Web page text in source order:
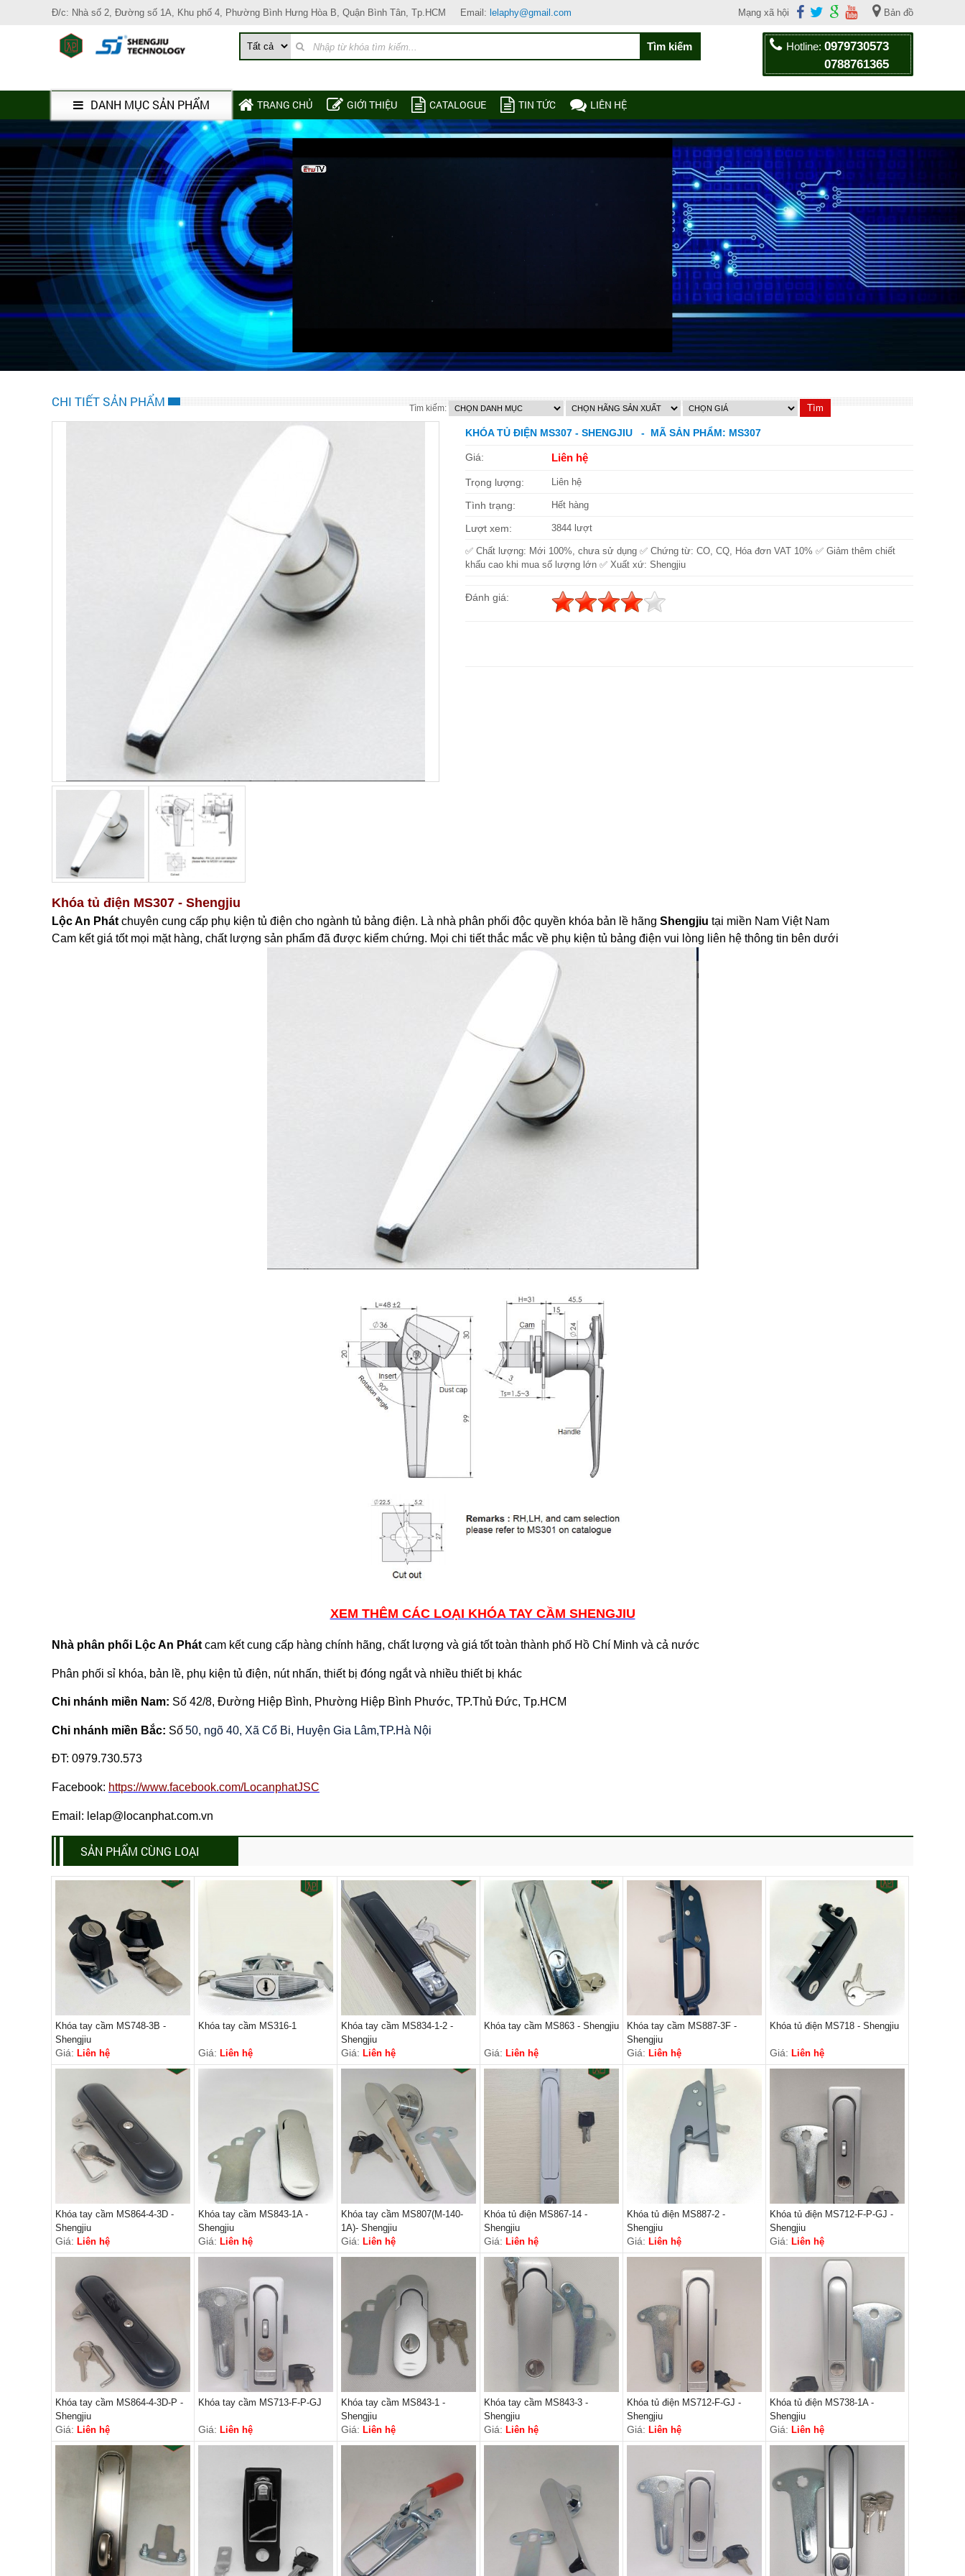
Đ/c: Nhà số 2, Đường số 1A, Khu phố 4, Phường Bình Hưng Hòa B, Quận Bình Tân, Tp.HCM Email: lelaphy@gmail.com Bản đồ
Mạng xã hội
Hotline: 0979730573
0788761365
DANH MỤC SẢN PHẨM TRANG CHỦ GIỚI THIỆU CATALOGUE TIN TỨC LIÊN HỆ
Tìm kiếm:
CHI TIẾT SẢN PHẨM
KHÓA TỦ ĐIỆN MS307 - SHENGJIU - MÃ SẢN PHẨM: MS307
Giá: Liên hệ
Trọng lượng: Liên hệ
Tình trạng: Hết hàng
Lượt xem: 3844 lượt
✅ Chất lượng: Mới 100%, chưa sử dụng ✅ Chứng từ: CO, CQ, Hóa đơn VAT 10% ✅ Giảm thêm chiết
khấu cao khi mua số lượng lớn ✅ Xuất xứ: Shengjiu
Đánh giá:
Khóa tủ điện MS307 - Shengjiu
Lộc An Phát chuyên cung cấp phụ kiện tủ điện cho ngành tủ bảng điện. Là nhà phân phối độc quyền khóa bản lề hãng Shengjiu tại miền Nam Việt Nam
Cam kết giá tốt mọi mặt hàng, chất lượng sản phẩm đã được kiểm chứng. Mọi chi tiết thắc mắc về phụ kiện tủ bảng điện vui lòng liên hệ thông tin bên dưới
XEM THÊM CÁC LOẠI KHÓA TAY CẦM SHENGJIU
Nhà phân phối Lộc An Phát cam kết cung cấp hàng chính hãng, chất lượng và giá tốt toàn thành phố Hồ Chí Minh và cả nước
Phân phối sỉ khóa, bản lề, phụ kiện tủ điện, nút nhấn, thiết bị đóng ngắt và nhiều thiết bị khác
Chi nhánh miền Nam: Số 42/8, Đường Hiệp Bình, Phường Hiệp Bình Phước, TP.Thủ Đức, Tp.HCM
Chi nhánh miền Bắc: Số50, ngõ 40, Xã Cổ Bi, Huyện Gia Lâm,TP.Hà Nội
ĐT: 0979.730.573
Facebook: https://www.facebook.com/LocanphatJSC
Email: lelap@locanphat.com.vn
SẢN PHẨM CÙNG LOẠI
Khóa tay cầm MS748-3B -
Shengjiu
Giá: Liên hệ
Khóa tay cầm MS316-1
Giá: Liên hệ
Khóa tay cầm MS834-1-2 -
Shengjiu
Giá: Liên hệ
Khóa tay cầm MS863 - Shengjiu
Giá: Liên hệ
Khóa tay cầm MS887-3F -
Shengjiu
Giá: Liên hệ
Khóa tủ điện MS718 - Shengjiu
Giá: Liên hệ
Khóa tay cầm MS864-4-3D -
Shengjiu
Giá: Liên hệ
Khóa tay cầm MS843-1A -
Shengjiu
Giá: Liên hệ
Khóa tay cầm MS807(M-140-
1A)- Shengjiu
Giá: Liên hệ
Khóa tủ điện MS867-14 -
Shengjiu
Giá: Liên hệ
Khóa tủ điện MS887-2 -
Shengjiu
Giá: Liên hệ
Khóa tủ điện MS712-F-P-GJ -
Shengjiu
Giá: Liên hệ
Khóa tay cầm MS864-4-3D-P -
Shengjiu
Giá: Liên hệ
Khóa tay cầm MS713-F-P-GJ
Giá: Liên hệ
Khóa tay cầm MS843-1 -
Shengjiu
Giá: Liên hệ
Khóa tay cầm MS843-3 -
Shengjiu
Giá: Liên hệ
Khóa tủ điện MS712-F-GJ -
Shengjiu
Giá: Liên hệ
Khóa tủ điện MS738-1A -
Shengjiu
Giá: Liên hệ